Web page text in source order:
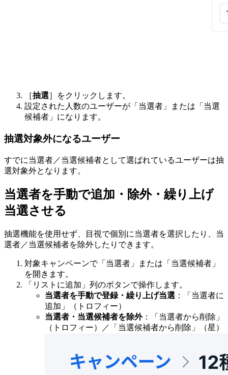
［抽選］をクリックします。
設定された人数のユーザーが「当選者」または「当選
候補者」になります。
抽選対象外になるユーザー
すでに当選者／当選候補者として選ばれているユーザーは抽
選対象外となります。
当選者を手動で追加・除外・繰り上げ
当選させる
抽選機能を使用せず、目視で個別に当選者を選択したり、当
選者／当選候補者を除外したりできます。
対象キャンペーンで「当選者」または「当選候補者」
を開きます。
「リストに追加」列のボタンで操作します。
当選者を手動で登録・繰り上げ当選 ：「当選者に
追加」（トロフィー）
当選者・当選候補者を除外：「当選者から削除」
（トロフィー）／「当選候補者から削除」（星）